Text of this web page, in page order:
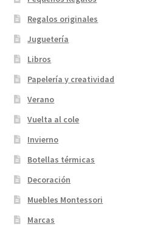
Regalos originales
Juguetería
Libros
Papelería y creatividad
Verano
Vuelta al cole
Invierno
Botellas térmicas
Decoración
Muebles Montessori
Marcas